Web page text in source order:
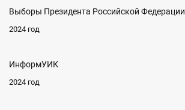
Выборы Президента Российской Федерации
2024 год
ИнформУИК
2024 год